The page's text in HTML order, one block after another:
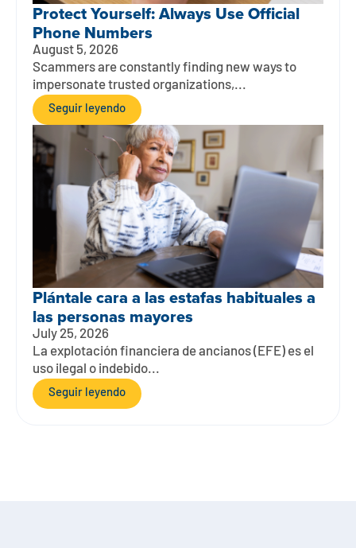
Protect Yourself: Always Use Official
Phone Numbers
August 5, 2026
Scammers are constantly finding new ways to
impersonate trusted organizations,...
Seguir leyendo
Plántale cara a las estafas habituales a
las personas mayores
July 25, 2026
La explotación financiera de ancianos (EFE) es el
uso ilegal o indebido...
Seguir leyendo